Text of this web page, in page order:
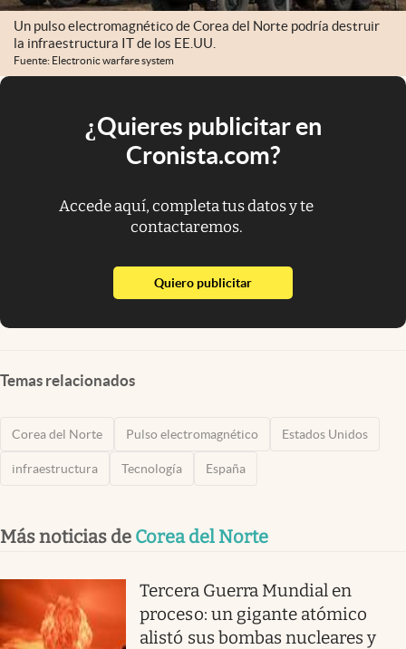
Un pulso electromagnético de Corea del Norte podría destruir
la infraestructura IT de los EE.UU.
Fuente: Electronic warfare system
¿Quieres publicitar en
Cronista.com?
Accede aquí, completa tus datos y te
contactaremos.
Quiero publicitarabre en nueva pestaña
Temas relacionados
Corea del Norte Pulso electromagnético Estados Unidos
infraestructura Tecnología España
Más noticias de Corea del Norte
Tercera Guerra Mundial en
proceso: un gigante atómico
alistó sus bombas nucleares y